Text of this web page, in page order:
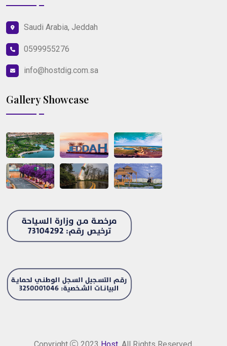
Saudi Arabia, Jeddah
0599955276
info@hostdig.com.sa
Gallery Showcase